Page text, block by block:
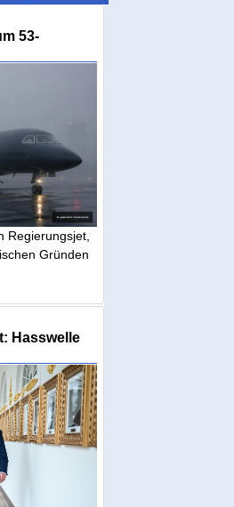
53-
Regierungsjet,
Gründen
Hasswelle